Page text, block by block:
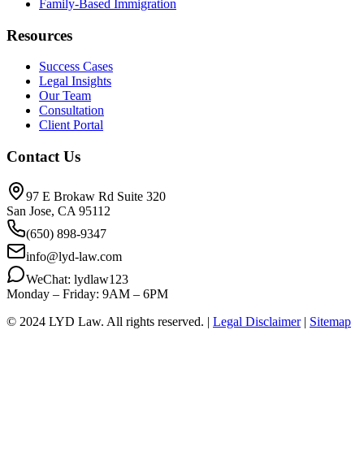
Family-Based Immigration
Resources
Success Cases
Legal Insights
Our Team
Consultation
Client Portal
Contact Us
97 E Brokaw Rd Suite 320
San Jose, CA 95112
(650) 898-9347
info@lyd-law.com
WeChat: lydlaw123
Monday – Friday: 9AM – 6PM
© 2024 LYD Law. All rights reserved. | Legal Disclaimer | Sitemap